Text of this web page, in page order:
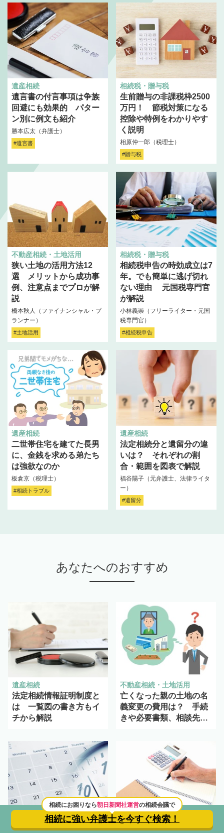
遺産相続
遺言書の付言事項は争族
回避にも効果的 パター
ン別に例文も紹介
勝本広太（弁護士）
#遺言書
相続税・贈与税
生前贈与の非課税枠2500
万円！ 節税対策になる
控除や特例をわかりやす
く説明
相原仲一郎（税理士）
#贈与税
不動産相続・土地活用
狭い土地の活用方法12
選 メリットから成功事
例、注意点までプロが解
説
橋本秋人（ファイナンシャル・プ
ランナー）
#土地活用
相続税・贈与税
相続税申告の時効成立は7
年。でも簡単に逃げ切れ
ない理由 元国税専門官
が解説
小林義崇（フリーライター・元国
税専門官）
#相続税申告
遺産相続
二世帯住宅を建てた長男
に、金銭を求める弟たち
は強欲なのか
板倉京（税理士）
#相続トラブル
遺産相続
法定相続分と遺留分の違
いは？ それぞれの割
合・範囲を図表で解説
福谷陽子（元弁護士、法律ライタ
ー）
#遺留分
あなたへのおすすめ
遺産相続
法定相続情報証明制度と
は 一覧図の書き方もイ
チから解説
不動産相続・土地活用
亡くなった親の土地の名
義変更の費用は？ 手続
きや必要書類、相談先に
相続税・贈与税
相続にお困りなら朝日新聞社運営の相続会議で
相続に強い弁護士を今すぐ検索！